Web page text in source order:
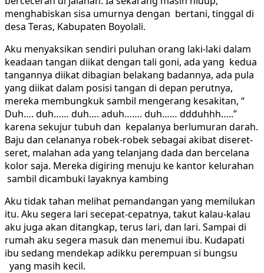
menghabiskan sisa umurnya dengan bertani, tinggal di
desa Teras, Kabupaten Boyolali.
Aku menyaksikan sendiri puluhan orang laki-laki dalam
keadaan tangan diikat dengan tali goni, ada yang kedua
tangannya diikat dibagian belakang badannya, ada pula
yang diikat dalam posisi tangan di depan perutnya,
mereka membungkuk sambil mengerang kesakitan, “
Duh…. duh…… duh…. aduh……. duh…… ddduhhh…..”
karena sekujur tubuh dan kepalanya berlumuran darah.
Baju dan celananya robek-robek sebagai akibat diseret-
seret, malahan ada yang telanjang dada dan bercelana
kolor saja. Mereka digiring menuju ke kantor kelurahan
sambil dicambuki layaknya kambing
Aku tidak tahan melihat pemandangan yang memilukan
itu. Aku segera lari secepat-cepatnya, takut kalau-kalau
aku juga akan ditangkap, terus lari, dan lari. Sampai di
rumah aku segera masuk dan menemui ibu. Kudapati
ibu sedang mendekap adikku perempuan si bungsu
yang masih kecil.